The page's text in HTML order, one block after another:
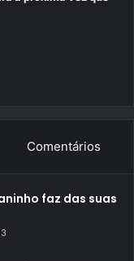
Comentários
faz das suas